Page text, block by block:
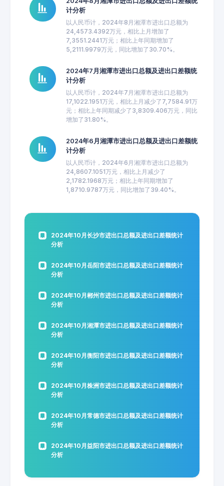
计分析
以人民币计，2024年8月湘潭市进出口总额为
24,4573.4392万元，相比上月增加了
7,3551.2441万元；相比上年同期增加了
5,2111.9979万元，同比增加了30.70%。
2024年7月湘潭市进出口总额及进出口差额统
计分析
以人民币计，2024年7月湘潭市进出口总额为
17,1022.1951万元，相比上月减少了7,7584.91万
元；相比上年同期减少了3,8309.406万元，同比
增加了31.80%。
2024年6月湘潭市进出口总额及进出口差额统
计分析
以人民币计，2024年6月湘潭市进出口总额为
24,8607.1051万元，相比上月减少了
2,1782.1968万元；相比上年同期增加了
1,8710.9787万元，同比增加了39.40%。
2024年10月长沙市进出口总额及进出口差额统计
分析
2024年10月岳阳市进出口总额及进出口差额统计
分析
2024年10月郴州市进出口总额及进出口差额统计
分析
2024年10月湘潭市进出口总额及进出口差额统计
分析
2024年10月衡阳市进出口总额及进出口差额统计
分析
2024年10月株洲市进出口总额及进出口差额统计
分析
2024年10月常德市进出口总额及进出口差额统计
分析
2024年10月益阳市进出口总额及进出口差额统计
分析